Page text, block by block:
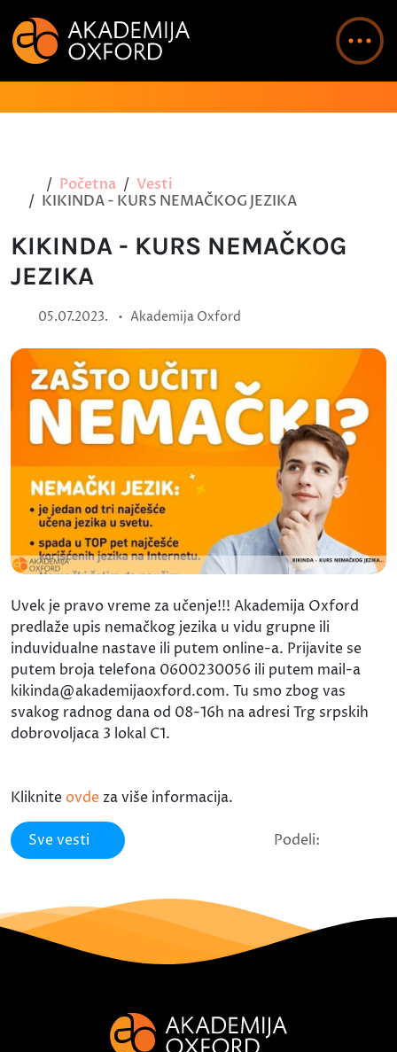
Početna
Vesti
KIKINDA - KURS NEMAČKOG JEZIKA
KIKINDA - KURS NEMAČKOG
JEZIKA
05.07.2023. • Akademija Oxford
Uvek je pravo vreme za učenje!!! Akademija Oxford
predlaže upis nemačkog jezika u vidu grupne ili
induvidualne nastave ili putem online-a. Prijavite se
putem broja telefona 0600230056 ili putem mail-a
kikinda@akademijaoxford.com. Tu smo zbog vas
svakog radnog dana od 08-16h na adresi Trg srpskih
dobrovoljaca 3 lokal C1.
Kliknite ovde za više informacija.
Sve vesti Podeli: